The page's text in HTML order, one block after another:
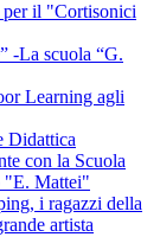
per il "Cortisonici
-La scuola “G.
Learning agli
Didattica
con la Scuola
"E. Mattei"
i ragazzi della
artista